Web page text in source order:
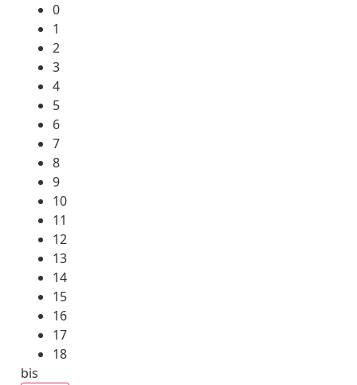
0
1
2
3
4
5
6
7
8
9
10
11
12
13
14
15
16
17
18
bis